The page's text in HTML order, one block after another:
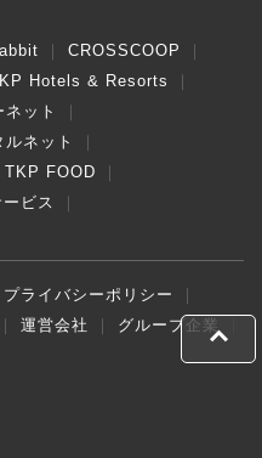
CROSSCOOP
Hotels & Resorts
ット
ネット
TKP FOOD
ビス
プライバシーポリシー
運営会社 グループ企業